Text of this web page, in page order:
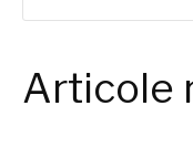
Articole